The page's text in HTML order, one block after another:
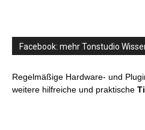
Facebook: mehr Tonstudio
Regelmäßige Hardware- und
weitere hilfreiche und praktische